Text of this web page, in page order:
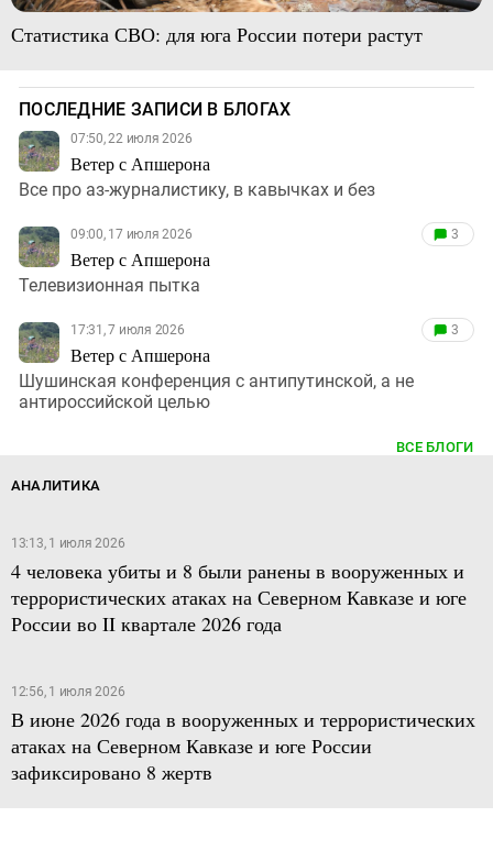
Статистика СВО: для юга России потери растут
ПОСЛЕДНИЕ ЗАПИСИ В БЛОГАХ
07:50, 22 июля 2026
Ветер с Апшерона
Все про аз-журналистику, в кавычках и без
09:00, 17 июля 2026
Ветер с Апшерона
3
Телевизионная пытка
17:31, 7 июля 2026
Ветер с Апшерона
3
Шушинская конференция с антипутинской, а не
антироссийской целью
ВСЕ БЛОГИ
АНАЛИТИКА
13:13, 1 июля 2026
4 человека убиты и 8 были ранены в вооруженных и
террористических атаках на Северном Кавказе и юге
России во II квартале 2026 года
12:56, 1 июля 2026
В июне 2026 года в вооруженных и террористических
атаках на Северном Кавказе и юге России
зафиксировано 8 жертв